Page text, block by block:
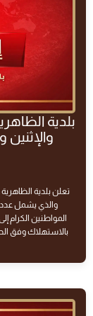
بلدية
والذي يشمل عدداً
المواطنين الكرام
بالاستهلاك وفق